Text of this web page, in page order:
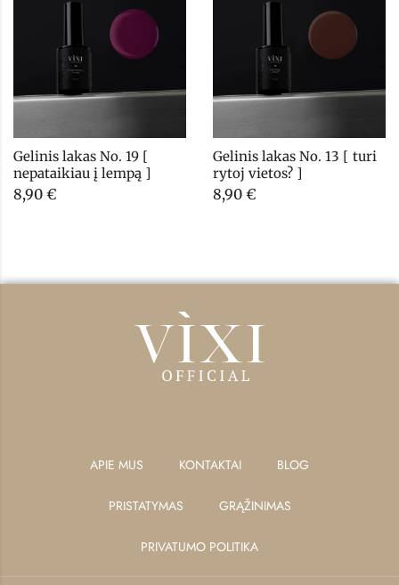
Gelinis lakas No. 19 [
nepataikiau į lempą ]
8,90 €
Gelinis lakas No. 13 [ turi
rytoj vietos? ]
8,90 €
APIE MUS KONTAKTAI BLOG
PRISTATYMAS GRĄŽINIMAS
PRIVATUMO POLITIKA